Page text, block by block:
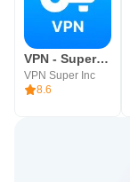
VPN - Super Unlimited Proxy
VPN Super Inc
8.6